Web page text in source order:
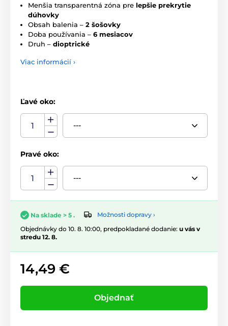
Menšia transparentná zóna pre lepšie prekrytie
dúhovky
Obsah balenia – 2 šošovky
Doba používania – 6 mesiacov
Druh – dioptrické
Viac informácií ›
Ľavé oko:
Pravé oko:
Na sklade > 5 .
Možnosti dopravy ›
Objednávky do 10. 8. 10:00, predpokladané dodanie: u vás v
stredu 12. 8.
14,49 €
Objednať